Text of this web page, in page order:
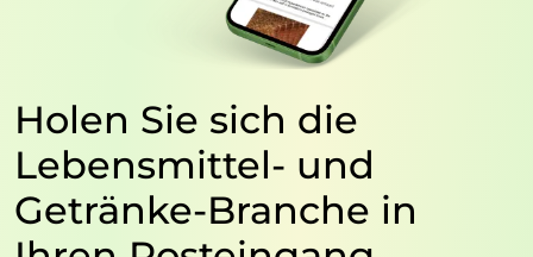
Holen Sie sich die
Lebensmittel- und
Getränke-Branche in